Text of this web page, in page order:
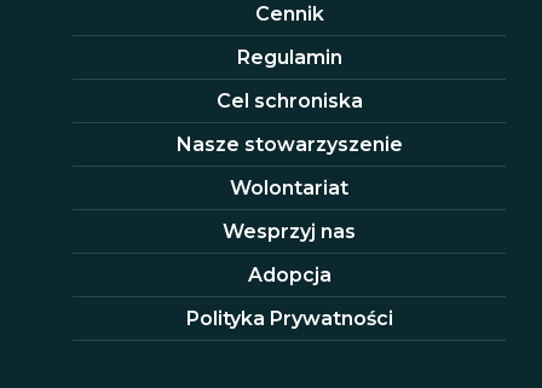
Cennik
Regulamin
Cel schroniska
Nasze stowarzyszenie
Wolontariat
Wesprzyj nas
Adopcja
Polityka Prywatności